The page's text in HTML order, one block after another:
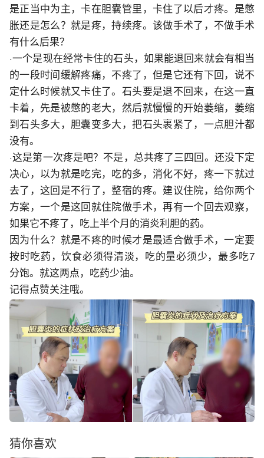
是正当中为主，卡在胆囊管里，卡住了以后才疼。是憋
胀还是怎么？就是疼，持续疼。该做手术了，不做手术
有什么后果？
·一个是现在经常卡住的石头，如果能退回来就会有相当
的一段时间缓解疼痛，不疼了，但是它还有下回，说不
定什么时候就又卡住了。石头要是退不回来，在这一直
卡着，先是被憋的老大，然后就慢慢的开始萎缩，萎缩
到石头多大，胆囊变多大，把石头裹紧了，一点胆汁都
没有。
·这是第一次疼是吧？不是，总共疼了三四回。还没下定
决心，以为就是吃完，吃的多，消化不好，疼一下就过
去了，这回是不行了，整宿的疼。建议住院，给你两个
方案，一个是这回就住院做手术，再有一个回去观察，
如果它不疼了，吃上半个月的消炎利胆的药。
因为什么？就是不疼的时候才是最适合做手术，一定要
按时吃药，饮食必须得清淡，吃的量必须少，最多吃7
分饱。就这两点，吃药少油。
记得点赞关注哦。
猜你喜欢